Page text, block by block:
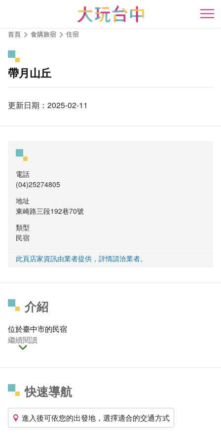
開
首頁 食購旅宿 住宿
帶月山丘
更新日期：2025-02-11
電話
(04)25274805
地址
東崎路三段192巷70號
類型
民宿
此頁店家資訊由業者提供，詳情請洽業者。
介紹
位於臺中市的民宿
繼續閱讀
快速導航
進入後可依您的出發地，選擇適合的交通方式